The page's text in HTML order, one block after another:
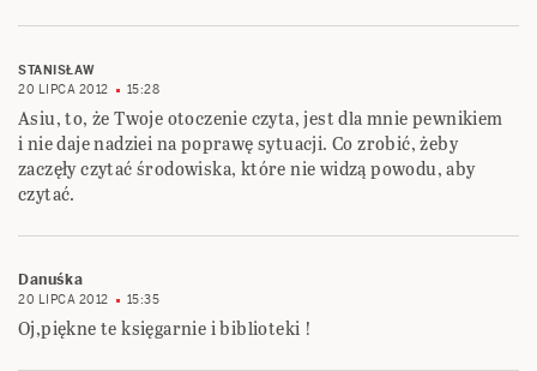
STANISŁAW
20 LIPCA 2012
15:28
Asiu, to, że Twoje otoczenie czyta, jest dla mnie pewnikiem
i nie daje nadziei na poprawę sytuacji. Co zrobić, żeby
zaczęły czytać środowiska, które nie widzą powodu, aby
czytać.
Danuśka
20 LIPCA 2012 15:35
Oj,piękne te księgarnie i biblioteki !